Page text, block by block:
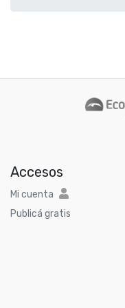
Accesos
Mi cuenta
Publicá gratis